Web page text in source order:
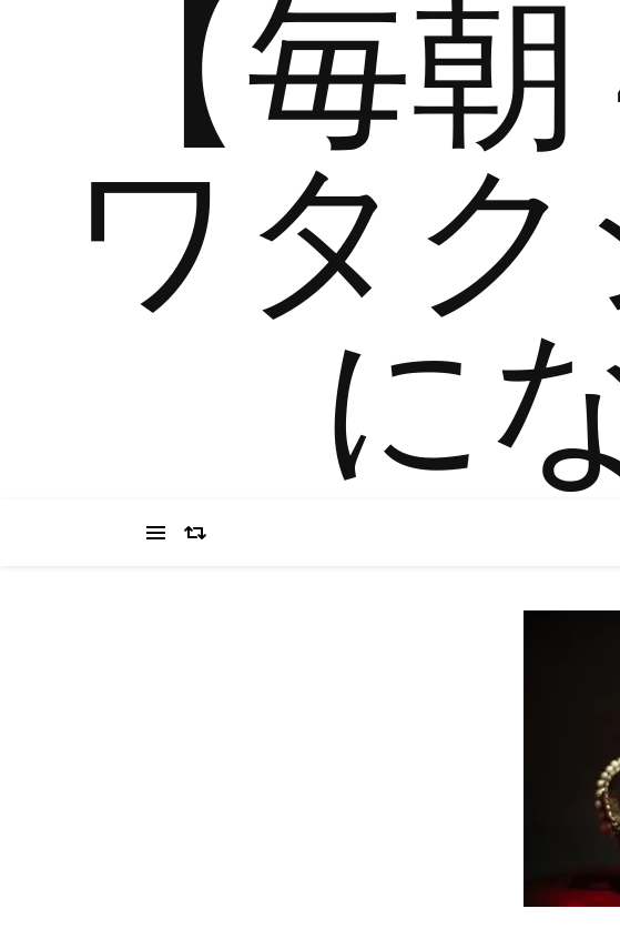
【毎
ワタ
に